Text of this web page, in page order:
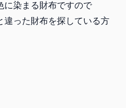
に染まる財布ですので
違った財布を探している方